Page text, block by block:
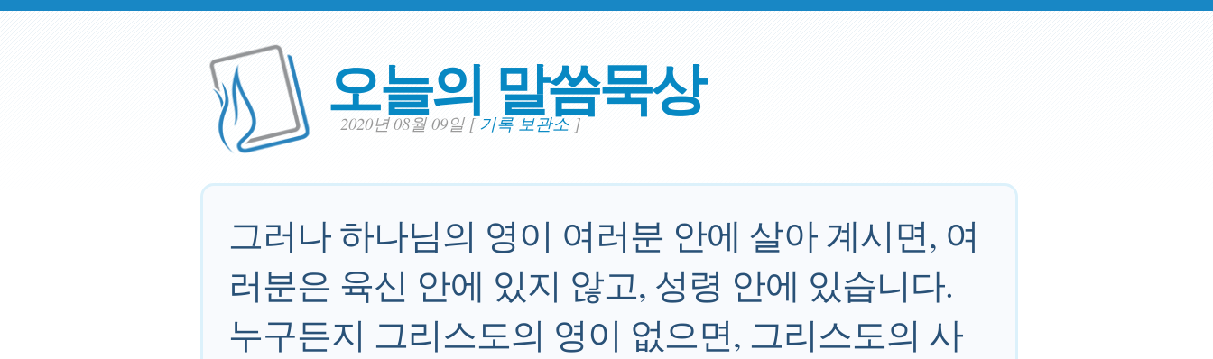
오늘의 말씀묵상
2020년 08월 09일 [기록 보관소]
그러나 하나님의 영이 여러분 안에 살아 계시면, 여
러분은 육신 안에 있지 않고, 성령 안에 있습니다.
누구든지 그리스도의 영이 없으면, 그리스도의 사